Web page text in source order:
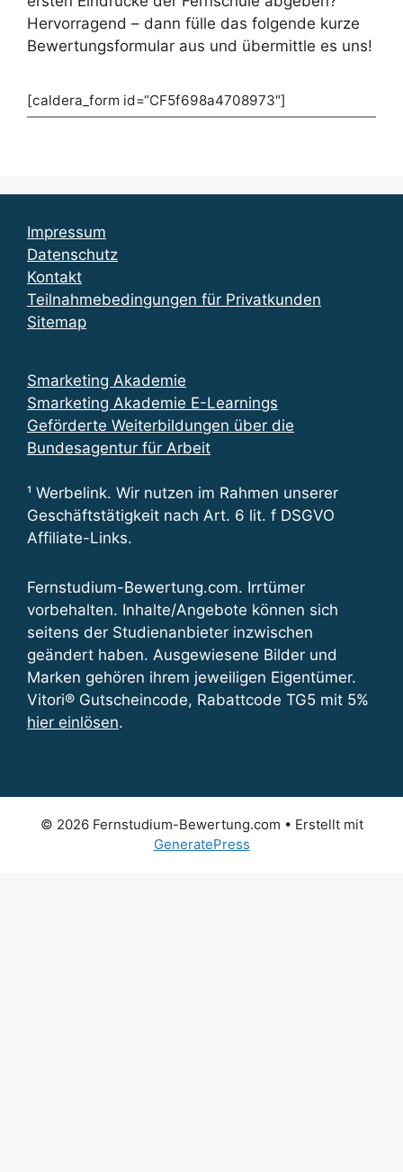
Hervorragend – dann fülle das folgende kurze
Bewertungsformular aus und übermittle es uns!
[caldera_form id=“CF5f698a4708973″]
Impressum
Datenschutz
Kontakt
Teilnahmebedingungen für Privatkunden
Sitemap
Smarketing Akademie
Smarketing Akademie E-Learnings
Geförderte Weiterbildungen über die
Bundesagentur für Arbeit
¹ Werbelink. Wir nutzen im Rahmen unserer
Geschäftstätigkeit nach Art. 6 lit. f DSGVO
Affiliate-Links.
Fernstudium-Bewertung.com. Irrtümer
vorbehalten. Inhalte/Angebote können sich
seitens der Studienanbieter inzwischen
geändert haben. Ausgewiesene Bilder und
Marken gehören ihrem jeweiligen Eigentümer.
Vitori® Gutscheincode, Rabattcode TG5 mit 5%
hier einlösen.
© 2026 Fernstudium-Bewertung.com • Erstellt mit
GeneratePress